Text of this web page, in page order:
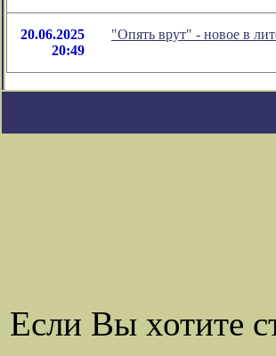
20.06.2025
20:49
"Опять врут" - новое в
Если Вы хотите